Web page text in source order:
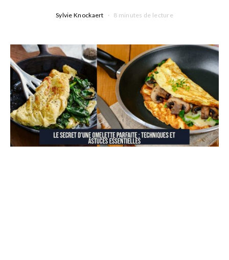
Sylvie Knockaert 8 minutes de lecture